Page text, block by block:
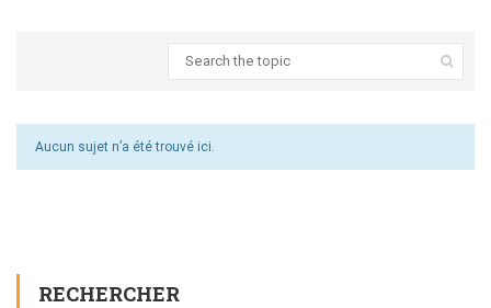
Aucun sujet n’a été trouvé ici.
RECHERCHER